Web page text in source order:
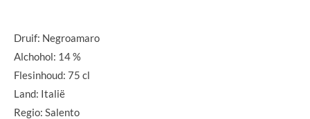
Druif: Negroamaro
Alchohol: 14 %
Flesinhoud: 75 cl
Land: Italië
Regio: Salento